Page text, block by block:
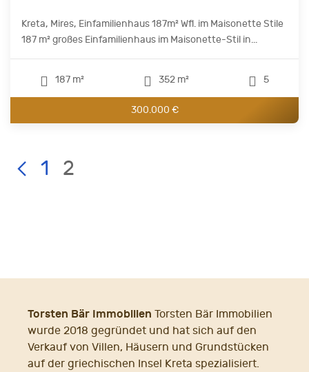
Kreta, Mires, Einfamilienhaus 187m² Wfl. im Maisonette Stile
187 m² großes Einfamilienhaus im Maisonette-Stil in...
187 m² 352 m² 5
300.000 €
LIST
1
Page:
2
Torsten Bär Immobilien Torsten Bär Immobilien
wurde 2018 gegründet und hat sich auf den
Verkauf von Villen, Häusern und Grundstücken
auf der griechischen Insel Kreta spezialisiert.